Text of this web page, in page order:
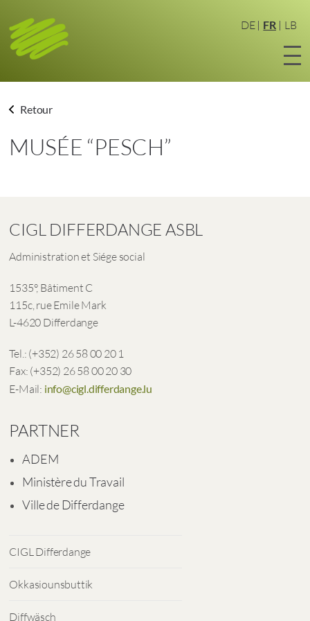
DE FR LB
Retour
MUSÉE “PESCH”
CIGL DIFFERDANGE ASBL
Administration et Siége social
1535°, Bâtiment C
115c, rue Emile Mark
L-4620 Differdange
Tel.: (+352) 26 58 00 20 1
Fax: (+352) 26 58 00 20 30
E-Mail: info@cigl.differdange.lu
PARTNER
ADEM
Ministère du Travail
Ville de Differdange
CIGL Differdange
Okkasiounsbuttik
Diffwäsch